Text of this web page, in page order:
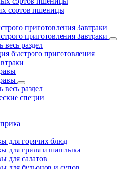
сортов пшеницы
приготовления Завтраки
приготовления Завтраки
весь раздел
быстрого приготовления
весь раздел
специи
для горячих блюд
для гриля и шашлыка
для салатов
для бульонов и супов